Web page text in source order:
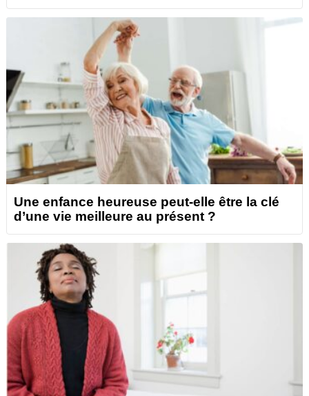
Une enfance heureuse peut-elle être la clé
d’une vie meilleure au présent ?